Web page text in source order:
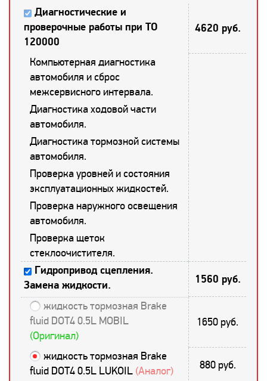
Диагностические и
проверочные работы при ТО
120000
4620 руб.
Компьютерная диагностика
автомобиля и сброс
межсервисного интервала.
Диагностика ходовой части
автомобиля.
Диагностика тормозной системы
автомобиля.
Проверка уровней и состояния
эксплуатационных жидкостей.
Проверка наружного освещения
автомобиля.
Проверка щеток
стеклоочистителя.
Гидропривод сцепления.
Замена жидкости.
1560 руб.
жидкость тормозная Brake
fluid DOT4 0.5L MOBIL
(Оригинал)
1650 руб.
жидкость тормозная Brake
fluid DOT4 0.5L LUKOIL (Аналог) 880 руб.